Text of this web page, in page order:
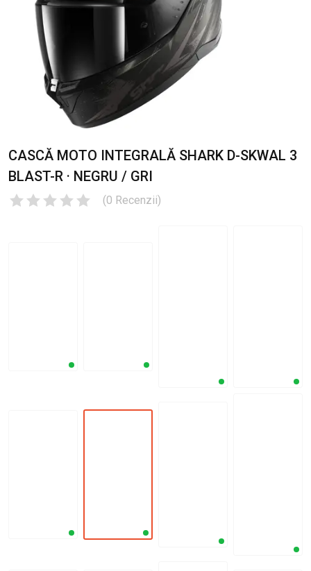
CASCĂ MOTO INTEGRALĂ SHARK D-SKWAL 3
BLAST-R · NEGRU / GRI
(0 Recenzii)